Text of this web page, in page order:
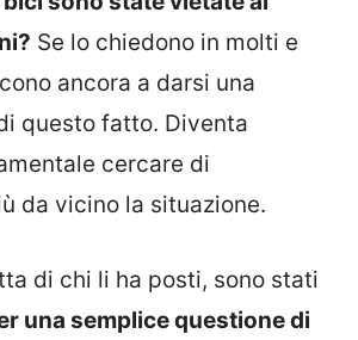
Se lo chiedono in molti e
ancora a darsi una
questo fatto. Diventa
cercare di
da vicino la situazione.
di chi li ha posti, sono stati
una semplice questione di